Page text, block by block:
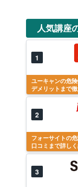
人気講座
1
ユーキャンの危
デメリットまで徹
2
フォーサイトの
口コミまで詳しく
3